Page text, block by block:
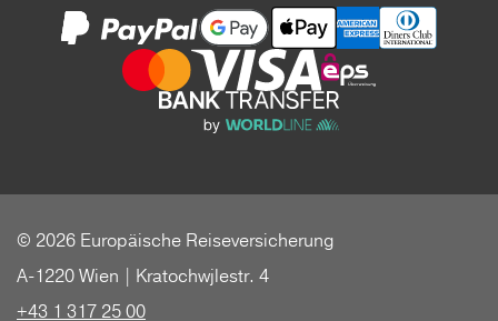
© 2026 Europäische Reiseversicherung
A-1220 Wien | Kratochwjlestr. 4
+43 1 317 25 00